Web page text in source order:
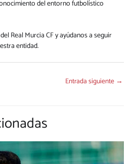
del entorno futbolístico
Real Murcia CF y ayúdanos a seguir
entidad.
Entrada siguiente →